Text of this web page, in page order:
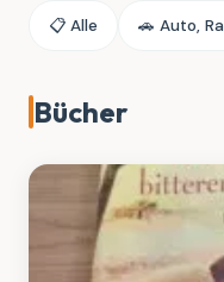
📋 Alle 🚗 Auto,
Bücher